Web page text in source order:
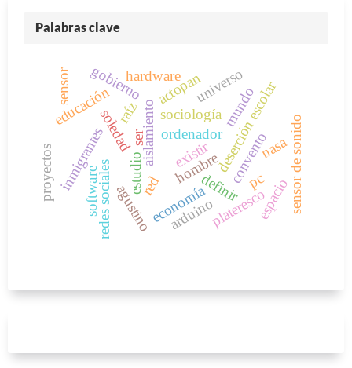
Palabras clave
soledad
estudio
redes sociales
aislamiento
inmigrantes
educación sociología
hombre
existir
mundo
definir
ser
economía
deserción escolar
gobierno
plateresco
convento
agustino
actopan
ordenador
pc
nasa
universo
espacio
red
sensor
sensor de sonido
arduino
hardware
proyectos software
raíz